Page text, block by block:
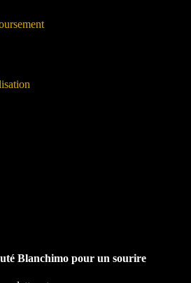
Blanchimo pour un sourire